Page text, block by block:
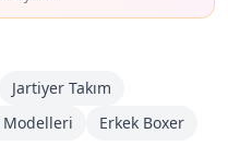
Jartiyer Takım
Modelleri Erkek Boxer